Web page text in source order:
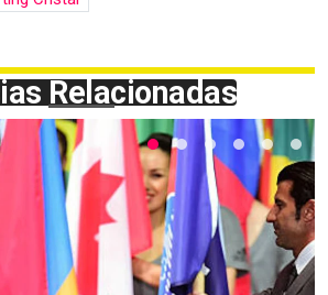
Relacionadas